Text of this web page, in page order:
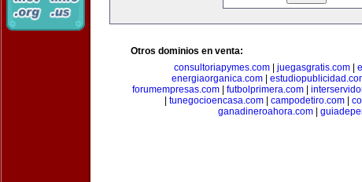
Otros dominios en venta:
consultoriapymes.com
juegasgratis.com
energiaorganica.com|
forumempresas.com
futbolprimera.com
tunegocioencasa.com| campodetiro.com|
ganadineroahora.com|